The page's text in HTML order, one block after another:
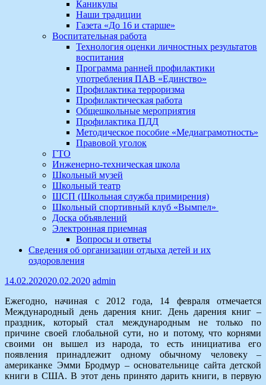
Каникулы
Наши традиции
Газета «До 16 и старше»
Воспитательная работа
Технология оценки личностных результатов
воспитания
Программа ранней профилактики
употребления ПАВ «Единство»
Профилактика терроризма
Профилактическая работа
Общешкольные мероприятия
Профилактика ПДД
Методическое пособие «Медиаграмотность»
Правовой уголок
ГТО
Инженерно-техническая школа
Школьный музей
Школьный театр
ШСП (Школьная служба примирения)
Школьный спортивный клуб «Вымпел»
Доска объявлений
Электронная приемная
Вопросы и ответы
Сведения об организации отдыха детей и их
оздоровления
14.02.202020.02.2020 admin
Ежегодно, начиная с 2012 года, 14 февраля отмечается
Международный день дарения книг. День дарения книг –
праздник, который стал международным не только по
причине своей глобальной сути, но и потому, что корнями
своими он вышел из народа, то есть инициатива его
появления принадлежит одному обычному человеку –
американке Эмми Бродмур – основательнице сайта детской
книги в США. В этот день принято дарить книги, в первую